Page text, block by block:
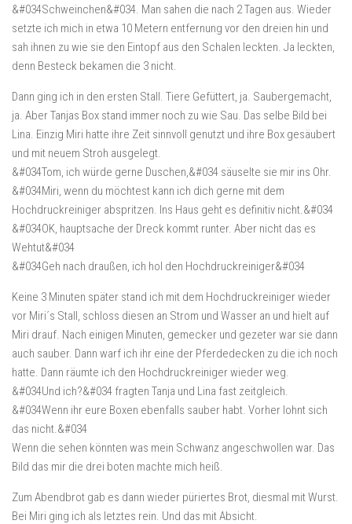
&#034Schweinchen&#034. Man sahen die nach 2 Tagen aus. Wieder
setzte ich mich in etwa 10 Metern entfernung vor den dreien hin und
sah ihnen zu wie sie den Eintopf aus den Schalen leckten. Ja leckten,
denn Besteck bekamen die 3 nicht.
Dann ging ich in den ersten Stall. Tiere Gefüttert, ja. Saubergemacht,
ja. Aber Tanjas Box stand immer noch zu wie Sau. Das selbe Bild bei
Lina. Einzig Miri hatte ihre Zeit sinnvoll genutzt und ihre Box gesäubert
und mit neuem Stroh ausgelegt.
&#034Tom, ich würde gerne Duschen,&#034 säuselte sie mir ins Ohr.
&#034Miri, wenn du möchtest kann ich dich gerne mit dem
Hochdruckreiniger abspritzen. Ins Haus geht es definitiv nicht.&#034
&#034OK, hauptsache der Dreck kommt runter. Aber nicht das es
Wehtut&#034
&#034Geh nach draußen, ich hol den Hochdruckreiniger&#034
Keine 3 Minuten später stand ich mit dem Hochdruckreiniger wieder
vor Miri´s Stall, schloss diesen an Strom und Wasser an und hielt auf
Miri drauf. Nach einigen Minuten, gemecker und gezeter war sie dann
auch sauber. Dann warf ich ihr eine der Pferdedecken zu die ich noch
hatte. Dann räumte ich den Hochdruckreiniger wieder weg.
&#034Und ich?&#034 fragten Tanja und Lina fast zeitgleich.
&#034Wenn ihr eure Boxen ebenfalls sauber habt. Vorher lohnt sich
das nicht.&#034
Wenn die sehen könnten was mein Schwanz angeschwollen war. Das
Bild das mir die drei boten machte mich heiß.
Zum Abendbrot gab es dann wieder püriertes Brot, diesmal mit Wurst.
Bei Miri ging ich als letztes rein. Und das mit Absicht.